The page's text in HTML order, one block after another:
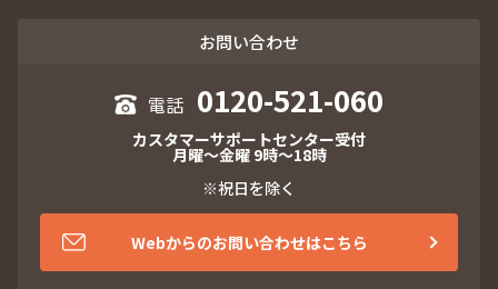
お問い合わせ
0120-521-060
カスタマーサポートセンター受付
月曜～金曜 9時～18時
※祝日を除く
Webからのお問い合わせはこちら